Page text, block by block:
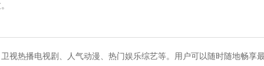
视热播电视剧、人气动漫、热门娱乐综艺等。用户可以随时随地畅享